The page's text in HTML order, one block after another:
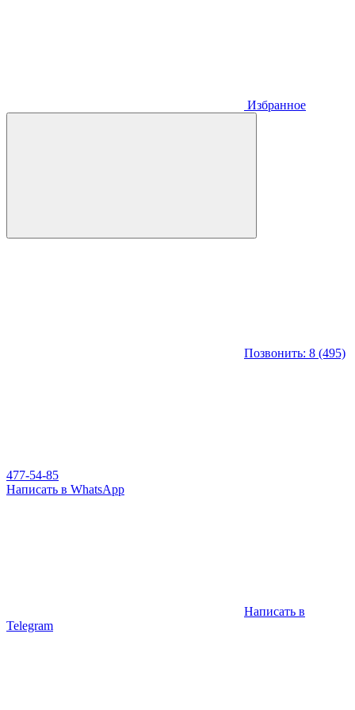
Избранное
Позвонить: 8 (495)
477-54-85
Написать в WhatsApp
Написать в
Telegram